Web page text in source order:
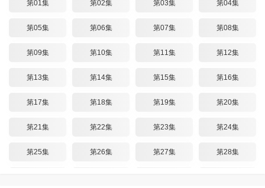
第01集 第02集 第03集 第04集
第05集 第06集 第07集 第08集
第09集 第10集 第11集 第12集
第13集 第14集 第15集 第16集
第17集 第18集 第19集 第20集
第21集 第22集 第23集 第24集
第25集 第26集 第27集 第28集